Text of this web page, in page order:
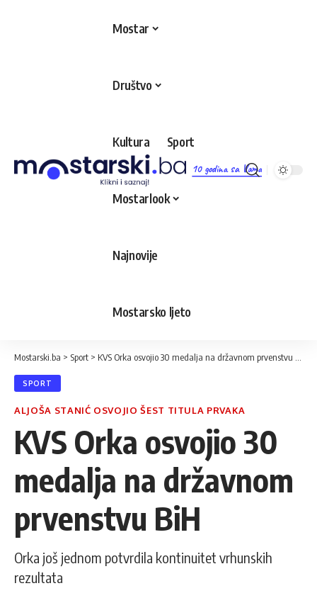
10 godina sa Vama
Mostar
Društvo
Kultura Sport
Mostarlook
Najnovije
Mostarsko ljeto
Mostarski.ba > Sport > KVS Orka osvojio 30 medalja na državnom prvenstvu BiH
SPORT
ALJOŠA STANIĆ OSVOJIO ŠEST TITULA PRVAKA
KVS Orka osvojio 30
medalja na državnom
prvenstvu BiH
Orka još jednom potvrdila kontinuitet vrhunskih
rezultata